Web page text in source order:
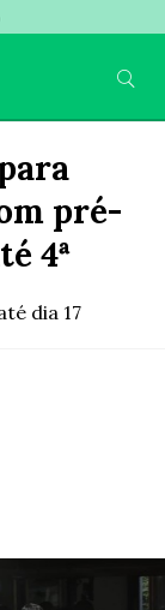
pré-
4ª
dia 17